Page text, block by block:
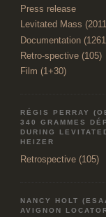
Press release
Levitated Mass
Documentation
Retro-spective (105)
Film (1+30)
RÉGIS PERRAY
340 GRAMMES
DURING
HEIZER
Retrospective (105)
NANCY HOLT
AVIGNON